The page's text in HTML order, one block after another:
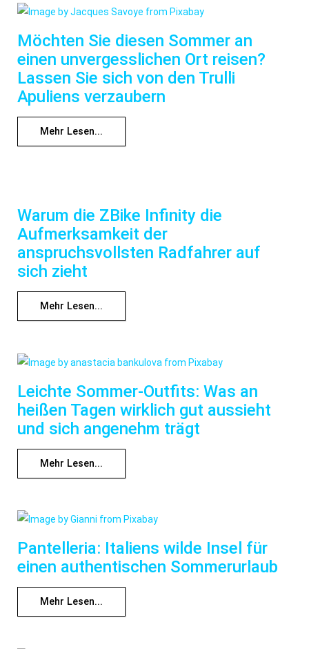
Möchten Sie diesen Sommer an
einen unvergesslichen Ort reisen?
Lassen Sie sich von den Trulli
Apuliens verzaubern
Mehr Lesen...
Warum die ZBike Infinity die
Aufmerksamkeit der
anspruchsvollsten Radfahrer auf
sich zieht
Mehr Lesen...
Leichte Sommer-Outfits: Was an
heißen Tagen wirklich gut aussieht
und sich angenehm trägt
Mehr Lesen...
Pantelleria: Italiens wilde Insel für
einen authentischen Sommerurlaub
Mehr Lesen...